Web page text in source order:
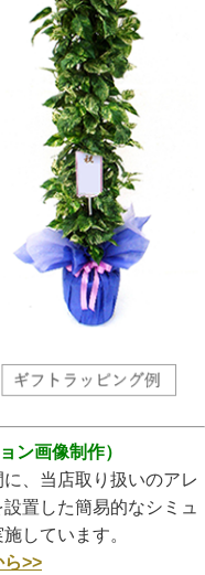
ン画像制作）
、当店取り扱いのアレ
置した簡易的なシミュ
しています。
ら>>